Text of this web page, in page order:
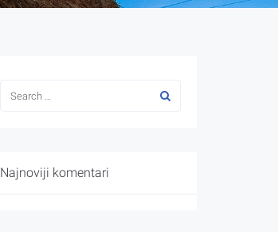
Najnoviji komentari